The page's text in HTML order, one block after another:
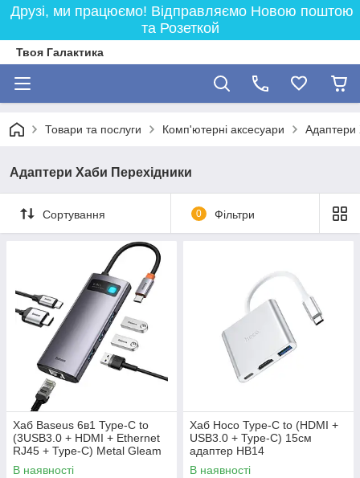
Друзі, ми працюємо! Відправляємо Новою поштою
та Розеткой
Твоя Галактика
Товари та послуги Комп'ютерні аксесуари Адаптери
Адаптери Хаби Перехідники
Сортування 0 Фільтри
Хаб Baseus 6в1 Type-C to
(3USB3.0 + HDMI + Ethernet
RJ45 + Type-C) Metal Gleam
В наявності
Хаб Hoco Type-C to (HDMI +
USB3.0 + Type-C) 15см
адаптер HB14
В наявності